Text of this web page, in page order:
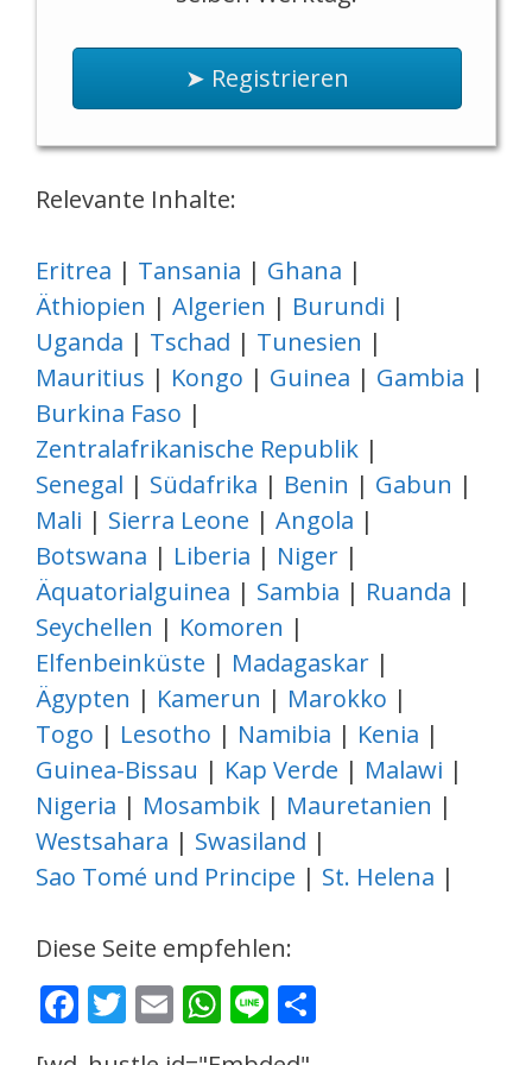
➤ Registrieren
Relevante Inhalte:
Eritrea | Tansania | Ghana |
Äthiopien | Algerien | Burundi |
Uganda | Tschad | Tunesien |
Mauritius | Kongo | Guinea | Gambia |
Burkina Faso |
Zentralafrikanische Republik |
Senegal | Südafrika | Benin | Gabun |
Mali | Sierra Leone | Angola |
Botswana | Liberia | Niger |
Äquatorialguinea | Sambia | Ruanda |
Seychellen | Komoren |
Elfenbeinküste | Madagaskar |
Ägypten | Kamerun | Marokko |
Togo | Lesotho | Namibia | Kenia |
Guinea-Bissau | Kap Verde | Malawi |
Nigeria | Mosambik | Mauretanien |
Westsahara | Swasiland |
Sao Tomé und Principe | St. Helena |
Diese Seite empfehlen:
F
ac
T
w
E
m
W Li
n